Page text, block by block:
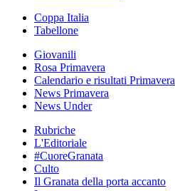
Coppa Italia
Tabellone
Giovanili
Rosa Primavera
Calendario e risultati Primavera
News Primavera
News Under
Rubriche
L'Editoriale
#CuoreGranata
Culto
Il Granata della porta accanto